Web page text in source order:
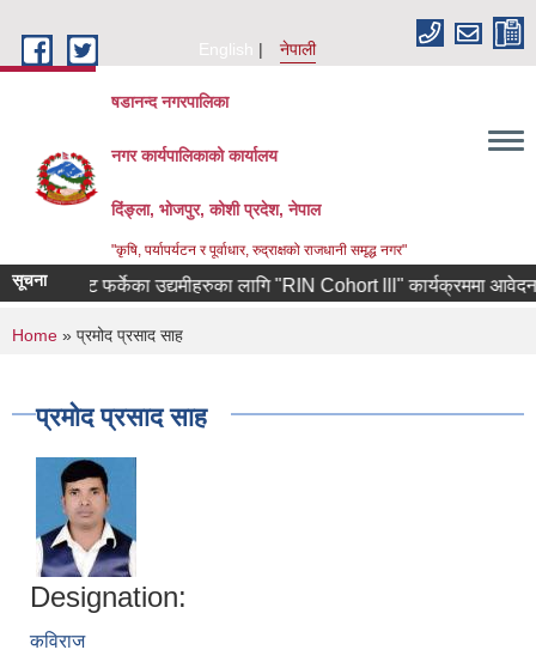
English
नेपाली
षडानन्द नगरपालिका
नगर कार्यपालिकाको कार्यालय
दिंङ्ला, भोजपुर, कोशी प्रदेश, नेपाल
"कृषि, पर्यापर्यटन र पूर्वाधार, रुद्राक्षको राजधानी समृद्ध नगर"
सूचना फर्केका उद्यमीहरुका लागि "RIN Cohort lll" कार्यक्रममा आवेदन
You are here
Home » प्रमोद प्रसाद साह
प्रमोद प्रसाद साह
Designation:
कविराज